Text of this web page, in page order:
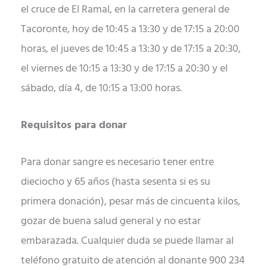
el cruce de El Ramal, en la carretera general de
Tacoronte, hoy de 10:45 a 13:30 y de 17:15 a 20:00
horas, el jueves de 10:45 a 13:30 y de 17:15 a 20:30,
el viernes de 10:15 a 13:30 y de 17:15 a 20:30 y el
sábado, día 4, de 10:15 a 13:00 horas.
Requisitos para donar
Para donar sangre es necesario tener entre
dieciocho y 65 años (hasta sesenta si es su
primera donación), pesar más de cincuenta kilos,
gozar de buena salud general y no estar
embarazada. Cualquier duda se puede llamar al
teléfono gratuito de atención al donante 900 234